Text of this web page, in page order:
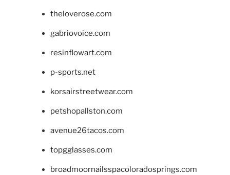
theloverose.com
gabriovoice.com
resinflowart.com
p-sports.net
korsairstreetwear.com
petshopallston.com
avenue26tacos.com
topgglasses.com
broadmoornailsspacoloradosprings.com